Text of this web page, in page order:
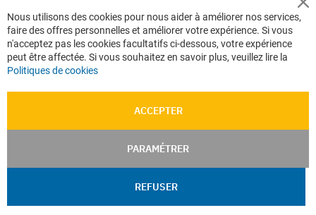
Nous utilisons des cookies pour nous aider à améliorer nos services,
faire des offres personnelles et améliorer votre expérience. Si vous
n'acceptez pas les cookies facultatifs ci-dessous, votre expérience
peut être affectée. Si vous souhaitez en savoir plus, veuillez lire la
Politiques de cookies
ACCEPTER
PARAMÉTRER
REFUSER